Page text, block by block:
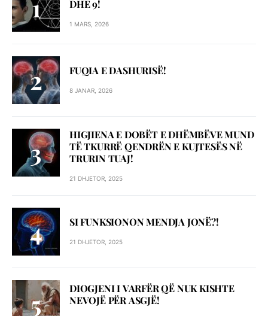
DHE 9!
1 MARS, 2026
FUQIA E DASHURISË!
8 JANAR, 2026
HIGJIENA E DOBËT E DHËMBËVE MUND
TË TKURRË QENDRËN E KUJTESËS NË
TRURIN TUAJ!
21 DHJETOR, 2025
SI FUNKSIONON MENDJA JONË?!
21 DHJETOR, 2025
DIOGJENI I VARFËR QË NUK KISHTE
NEVOJË PËR ASGJË!